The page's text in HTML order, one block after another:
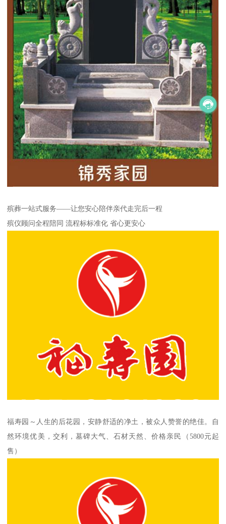
殡葬一站式服务——让您安心陪伴亲代走完后一程
殡仪顾问全程陪同 流程标标准化 省心更安心
福寿园～人生的后花园，安静舒适的净土，被众人赞誉的绝佳。自
然环境优美，交利，墓碑大气、石材天然、价格亲民（5800元起
售）